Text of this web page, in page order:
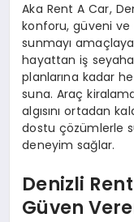
Aka Rent A Car,
konforu, güveni ve
sunmayı
hayattan iş
planlarına kadar
suna. Araç
algısını ortadan
dostu çözümlerle
deneyim sağlar.
Denizli
Güven